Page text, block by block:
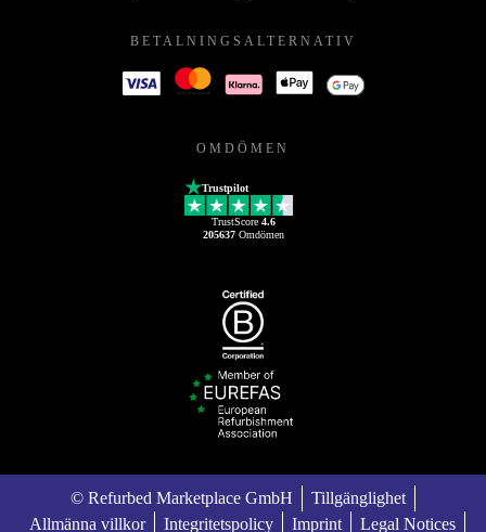
BETALNINGSALTERNATIV
OMDÖMEN
Trustpilot
TrustScore 4.6
205637Omdömen
© Refurbed Marketplace GmbH
Tillgänglighet
Allmänna villkor
Integritetspolicy Imprint Legal Notices